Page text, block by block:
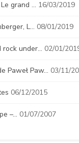
grand … 16/03/2019
L… 08/01/2019
rock under… 02/01/
Paweł Paw… 03/11/
06/12/2015
–… 01/07/2007